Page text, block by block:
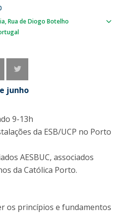
Rua de Diogo Botelho
junho
9-13h
da ESB/UCP no Porto
AESBUC, associados
da Católica Porto.
os princípios e fundamentos